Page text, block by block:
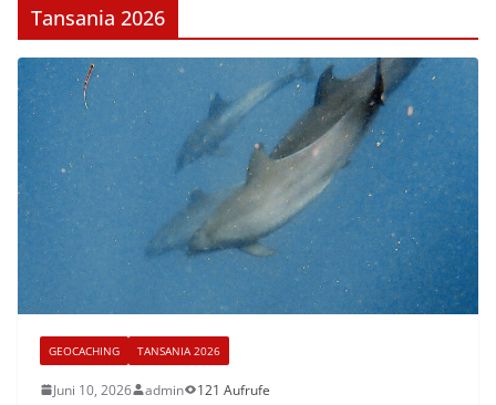
Tansania 2026
GEOCACHING TANSANIA 2026
Juni 10, 2026 admin 121 Aufrufe